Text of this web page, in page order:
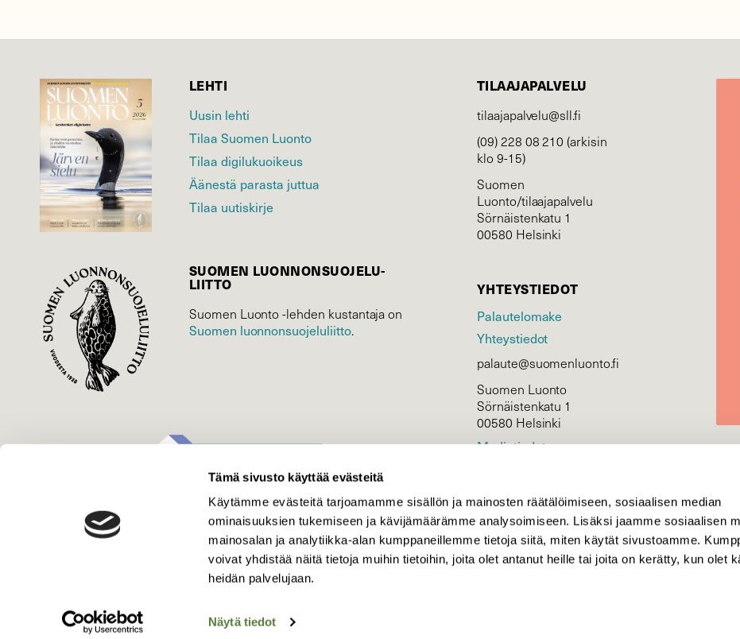
Tämä sivusto käyttää evästeitä
Käytämme evästeitä tarjoamamme sisällön ja mainosten räätälöimiseen, sosiaalisen median
ominaisuuksien tukemiseen ja kävijämäärämme analysoimiseen. Lisäksi jaamme sosiaalisen
mainosalan ja analytiikka-alan kumppaneillemme tietoja siitä, miten käytät sivustoamme.
voivat yhdistää näitä tietoja muihin tietoihin, joita olet antanut heille tai joita on kerätty, kun olet
heidän palvelujaan.
Näytä tiedot
LEHTI
Uusin lehti
Tilaa Suomen Luonto
Tilaa digilukuoikeus
Äänestä parasta juttua
Tilaa uutiskirje
SUOMEN LUONNON­SUOJELU­
LIITTO
Suomen Luonto -lehden kustantaja on
Suomen luonnonsuojelu­liitto.
TILAAJAPALVELU
tilaajapalvelu@sll.fi
(09) 228 08 210 (arkisin
klo 9-15)
Suomen
Luonto/tilaajapalvelu
Sörnäistenkatu 1
00580 Helsinki
YHTEYSTIEDOT
Palautelomake
Yhteystiedot
palaute@suomenluonto.fi
Suomen Luonto
Sörnäistenkatu 1
00580 Helsinki
Mediatiedot
KIRJAUDU